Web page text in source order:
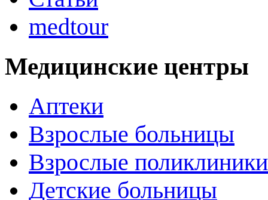
medtour
Медицинские центры
Аптеки
Взрослые больницы
Взрослые поликлиники
Детские больницы